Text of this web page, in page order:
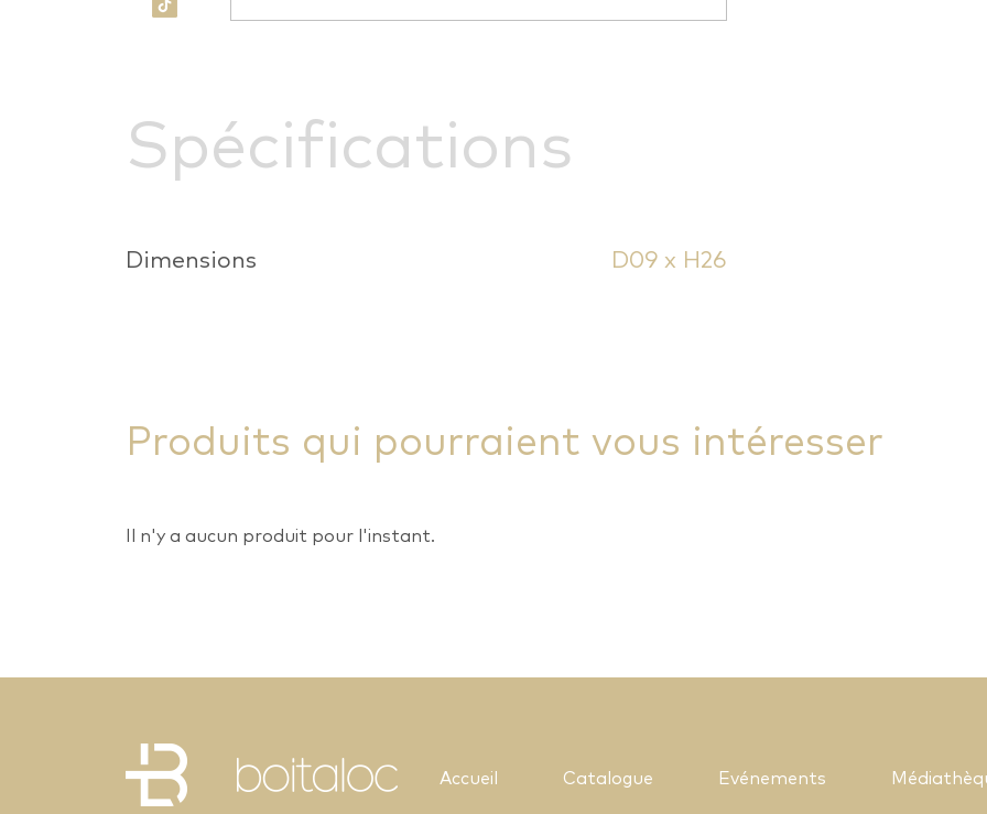
Spécifications
Dimensions D09 x H26
Produits qui pourraient vous intéresser
Il n'y a aucun produit pour l'instant.
Accueil Catalogue Evénements